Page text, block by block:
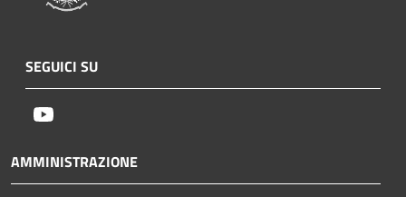
SEGUICI SU
AMMINISTRAZIONE